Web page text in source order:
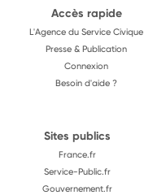
Accès rapide
L'Agence du Service Civique
Presse & Publication
Connexion
Besoin d'aide ?
Sites publics
France.fr
Service-Public.fr
Gouvernement.fr